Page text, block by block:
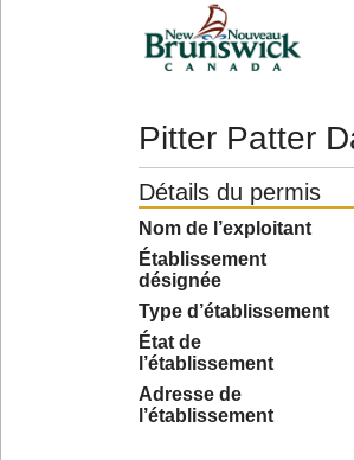
Pitter Patter
Détails du permis
Nom de l’exploitant
Établissement
désignée
Type d’établissement
État de
l’établissement
Adresse de
l’établissement